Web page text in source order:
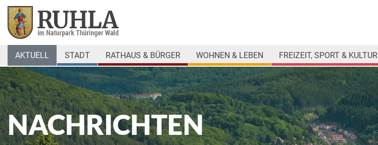
AKTUELL STADT RATHAUS & BÜRGER WOHNEN & LEBEN FREIZEIT, SPORT & KULTUR
NACHRICHTEN